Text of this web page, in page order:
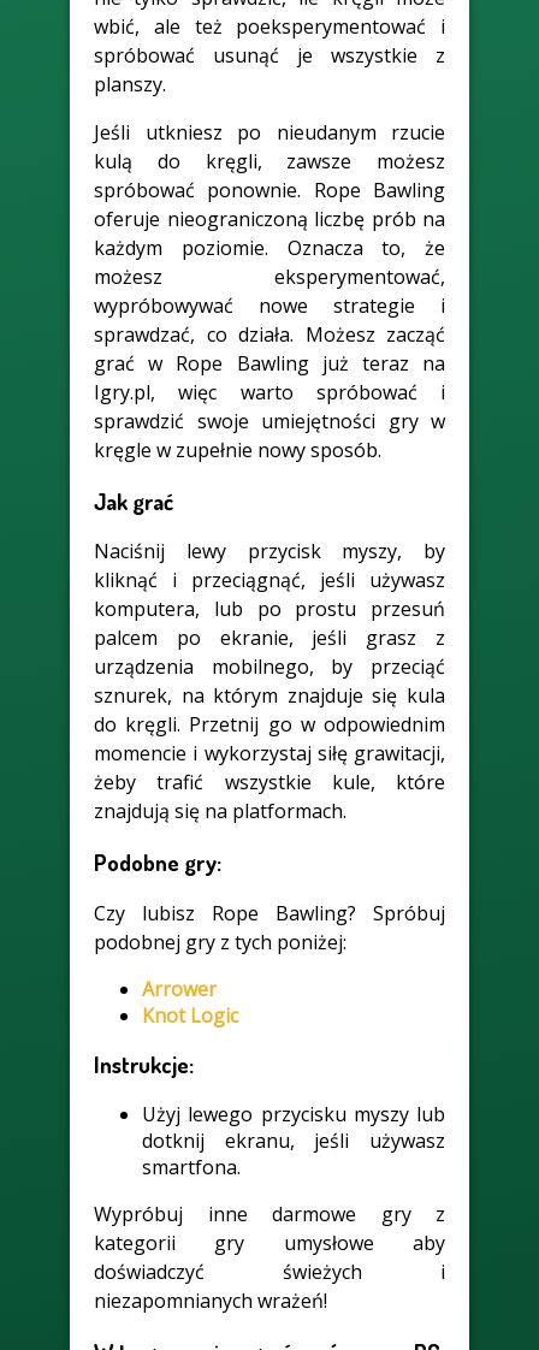
wbić, ale też poeksperymentować i
spróbować usunąć je wszystkie z
planszy.
Jeśli utkniesz po nieudanym rzucie
kulą do kręgli, zawsze możesz
spróbować ponownie. Rope Bawling
oferuje nieograniczoną liczbę prób na
każdym poziomie. Oznacza to, że
możesz eksperymentować,
wypróbowywać nowe strategie i
sprawdzać, co działa. Możesz zacząć
grać w Rope Bawling już teraz na
Igry.pl, więc warto spróbować i
sprawdzić swoje umiejętności gry w
kręgle w zupełnie nowy sposób.
Jak grać
Naciśnij lewy przycisk myszy, by
kliknąć i przeciągnąć, jeśli używasz
komputera, lub po prostu przesuń
palcem po ekranie, jeśli grasz z
urządzenia mobilnego, by przeciąć
sznurek, na którym znajduje się kula
do kręgli. Przetnij go w odpowiednim
momencie i wykorzystaj siłę grawitacji,
żeby trafić wszystkie kule, które
znajdują się na platformach.
Podobne gry:
Czy lubisz Rope Bawling? Spróbuj
podobnej gry z tych poniżej:
Arrower
Knot Logic
Instrukcje:
Użyj lewego przycisku myszy lub
dotknij ekranu, jeśli używasz
smartfona.
Wypróbuj inne darmowe gry z
kategorii gry umysłowe aby
doświadczyć świeżych i
niezapomnianych wrażeń!